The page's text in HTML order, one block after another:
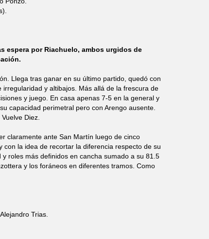
espera por Riachuelo, ambos urgidos de
Llega tras ganar en su último partido, quedó con
y altibajos. Más allá de la frescura de
y juego. En casa apenas 7-5 en la general y
capacidad perimetral pero con Arengo ausente.
Diez.
claramente ante San Martín luego de cinco
la idea de recortar la diferencia respecto de su
roles más definidos en cancha sumado a su 81.5
y los foráneos en diferentes tramos. Como
Trias.